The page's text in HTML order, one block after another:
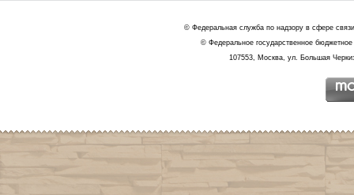
© Федеральная служба по надзору в сфере
© Федеральное государственное
107553, Москва, ул. Большая